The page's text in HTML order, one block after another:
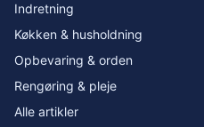
Indretning
Køkken & husholdning
Opbevaring & orden
Rengøring & pleje
Alle artikler